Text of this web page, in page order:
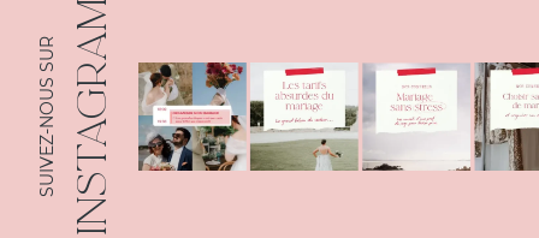
INSTAGRAM
SUIVEZ-NOUS SUR